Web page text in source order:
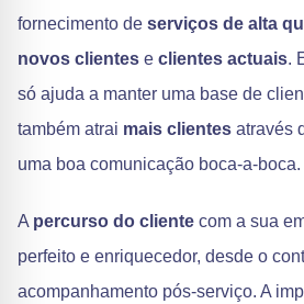
fornecimento de serviços de alta
novos clientes e clientes actuais.
só ajuda a manter uma base de
também atrai mais clientes através
uma boa comunicação boca-a-boca.
A percurso do cliente com a sua
perfeito e enriquecedor, desde o
acompanhamento pós-serviço. A